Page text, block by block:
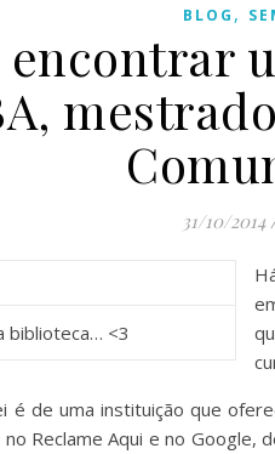
BLOG ,
encontrar
31/10/2014
biblioteca… <3
é de uma instituição que
no Reclame Aqui e no